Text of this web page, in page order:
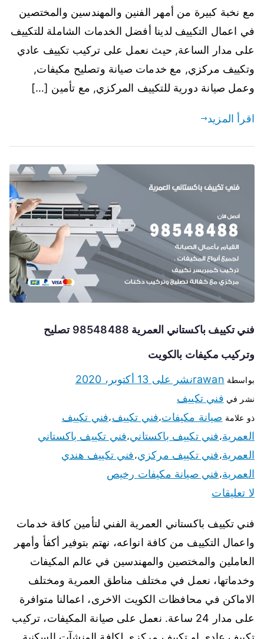
مع نخبة كبيرة من أمهر الفنين والمهندسين والمختصين
في اعمال التكييف لدينا أفضل الخدمات الشاملة للتكييف
على مدار الساعة, حيث نعمل على تركيب تكييف عادي
وتكييف مركزي, مع خدمات صيانة وتصليح مكيفات,
وعمل صيانة دورية للتكييف المركزي, مع تأمين […]
اقرأ المزيد
فني تكييف باكستاني العمرية 98548488 تصليح
وتركيب مكيفات بالكويت
بواسطة rawanنشر على 13 أكتوبر، 2020
نشر في فني تكييف
ذو علامة صيانة مكيفات،فني تكييف،فني تكييف
العمرية،فني تكييف باكستاني،فني تكييف باكستاني
العمرية،فني تكييف مركزي،فني تكييف هندي
العمرية،فني صيانة مكيفات رخيص
لا تعليقات
فني تكييف باكستاني العمرية الفني لتأمين كافة خدمات
واعمال التكييف من كافة انواعه، نهتم بتوفير أكفأ وأمهر
العاملين والمختصين والمهندسين في عالم المكيفات
وخدماتها، نعمل في مختلف مناطق العمرية ومختلف
الاماكن في محافظات الكويت الاخرى، اعمالنا متوافرة
على مدار 24 ساعة. نعمل على صيانة المكيفات، تركيب